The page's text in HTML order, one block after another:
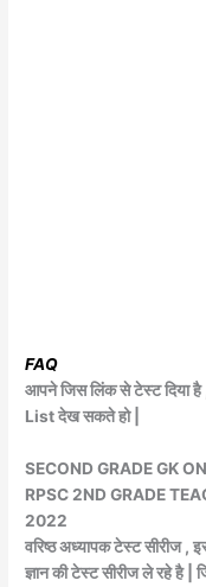
FAQ
आपने जिस लिंक से टेस्ट दिया
List देख सकते हो |
SECOND GRADE GK
RPSC 2ND GRADE
2022
वरिष्ठ अध्यापक टेस्ट सीरीज ,
ज्ञान की टेस्ट सीरीज ले रहे है